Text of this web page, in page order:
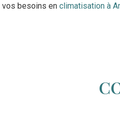
vos besoins en climatisation à